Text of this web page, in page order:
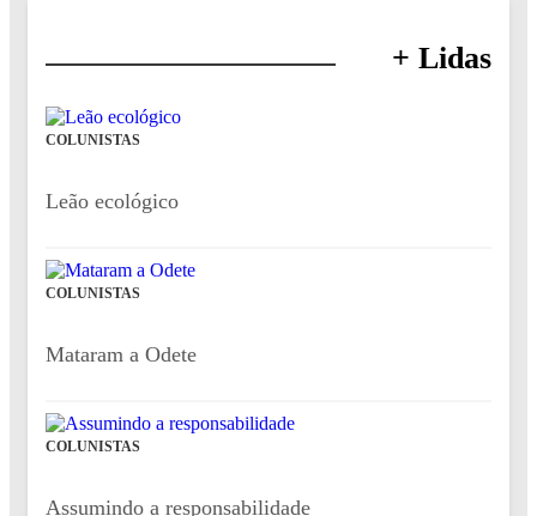
+ Lidas
COLUNISTAS
Leão ecológico
COLUNISTAS
Mataram a Odete
COLUNISTAS
Assumindo a responsabilidade